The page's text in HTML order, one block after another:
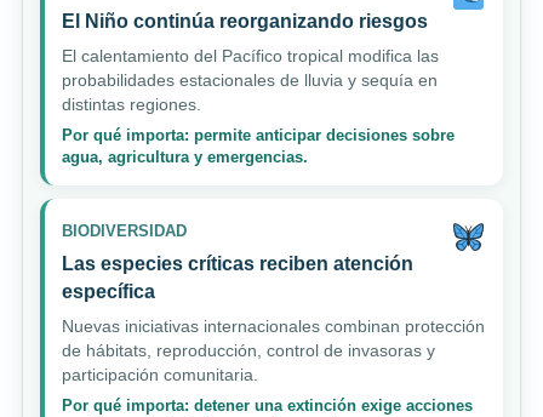
El Niño continúa reorganizando riesgos
El calentamiento del Pacífico tropical modifica las
probabilidades estacionales de lluvia y sequía en
distintas regiones.
Por qué importa: permite anticipar decisiones sobre
agua, agricultura y emergencias.
BIODIVERSIDAD
Las especies críticas reciben atención
específica
Nuevas iniciativas internacionales combinan protección
de hábitats, reproducción, control de invasoras y
participación comunitaria.
Por qué importa: detener una extinción exige acciones